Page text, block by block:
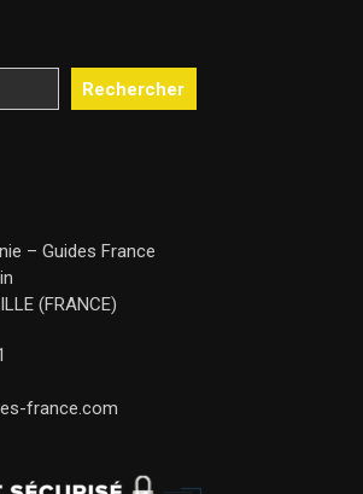
Rechercher
– Guides France
(FRANCE)
france.com